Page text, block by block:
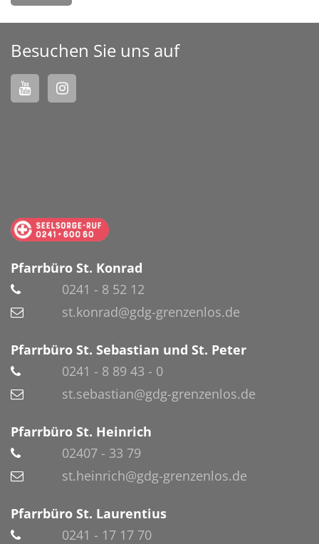
Besuchen Sie uns auf
Pfarrbüro St. Konrad
0241 - 8 52 12
st.konrad@gdg-grenzenlos.de
Pfarrbüro St. Sebastian und St. Peter
0241 - 8 89 43 - 0
st.sebastian@gdg-grenzenlos.de
Pfarrbüro St. Heinrich
02407 - 33 79
st.heinrich@gdg-grenzenlos.de
Pfarrbüro St. Laurentius
0241 - 17 17 70